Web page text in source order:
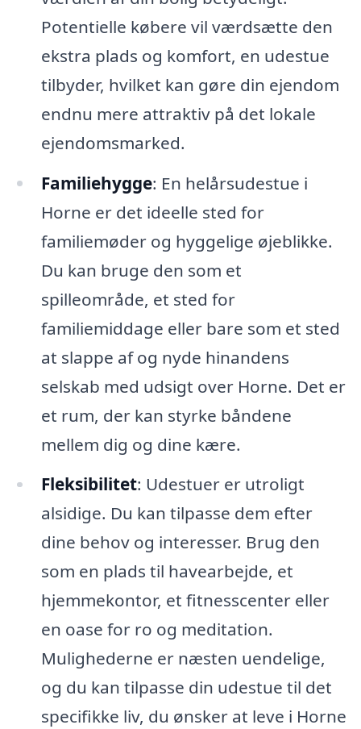
Potentielle købere vil værdsætte den
ekstra plads og komfort, en udestue
tilbyder, hvilket kan gøre din ejendom
endnu mere attraktiv på det lokale
ejendomsmarked.
Familiehygge: En helårsudestue i
Horne er det ideelle sted for
familiemøder og hyggelige øjeblikke.
Du kan bruge den som et
spilleområde, et sted for
familiemiddage eller bare som et sted
at slappe af og nyde hinandens
selskab med udsigt over Horne. Det er
et rum, der kan styrke båndene
mellem dig og dine kære.
Fleksibilitet: Udestuer er utroligt
alsidige. Du kan tilpasse dem efter
dine behov og interesser. Brug den
som en plads til havearbejde, et
hjemmekontor, et fitnesscenter eller
en oase for ro og meditation.
Mulighederne er næsten uendelige,
og du kan tilpasse din udestue til det
specifikke liv, du ønsker at leve i Horne